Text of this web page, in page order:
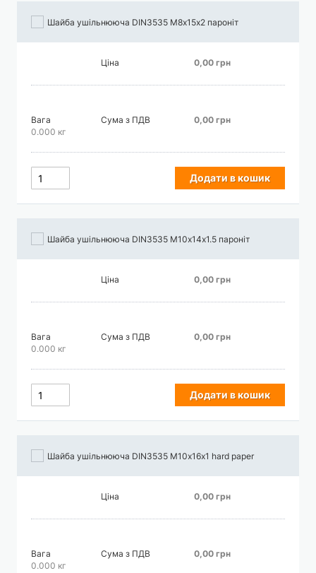
Шайба ушільнююча DIN3535 М8х15х2 пароніт
Ціна 0,00 грн
Вага
0.000 кг
Сума з ПДВ 0,00 грн
Додати в кошик
Шайба ушільнююча DIN3535 М10х14х1.5 пароніт
Ціна 0,00 грн
Вага
0.000 кг
Сума з ПДВ 0,00 грн
Додати в кошик
Шайба ушільнююча DIN3535 М10х16х1 hard paper
Ціна 0,00 грн
Вага
0.000 кг
Сума з ПДВ 0,00 грн